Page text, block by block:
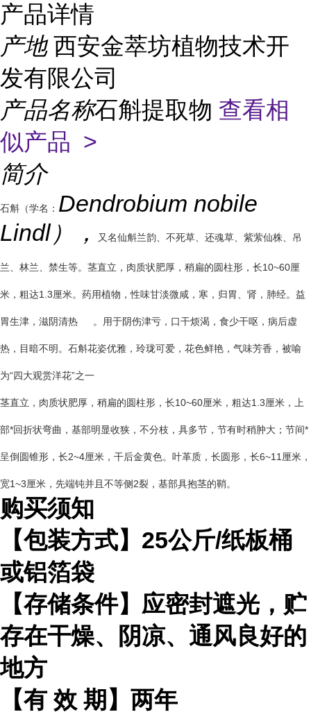
产品详情
产地 西安金萃坊植物技术开
发有限公司
产品名称石斛提取物 查看相
似产品 >
简介
石斛（学名： Dendrobium nobile
Lindl），
又名仙斛兰韵、不死草、还魂草、紫萦仙株、吊
兰、林兰、禁生等。茎直立，肉质状肥厚，稍扁的圆柱形，长10~60厘
米，粗达1.3厘米。药用植物，性味甘淡微咸，寒，归胃、肾，肺经。益
胃生津，滋阴清热 。用于阴伤津亏，口干烦渴，食少干呕，病后虚
热，目暗不明。石斛花姿优雅，玲珑可爱，花色鲜艳，气味芳香，被喻
为“四大观赏洋花”之一
茎直立，肉质状肥厚，稍扁的圆柱形，长10~60厘米，粗达1.3厘米，上
部*回折状弯曲，基部明显收狭，不分枝，具多节，节有时稍肿大；节间*
呈倒圆锥形，长2~4厘米，干后金黄色。叶革质，长圆形，长6~11厘米，
宽1~3厘米，先端钝并且不等侧2裂，基部具抱茎的鞘。
购买须知
【包装方式】 25公斤/纸板桶
或铝箔袋
【存储条件】应密封遮光，贮
存在干燥、阴凉、通风良好的
地方
【有 效 期】两年